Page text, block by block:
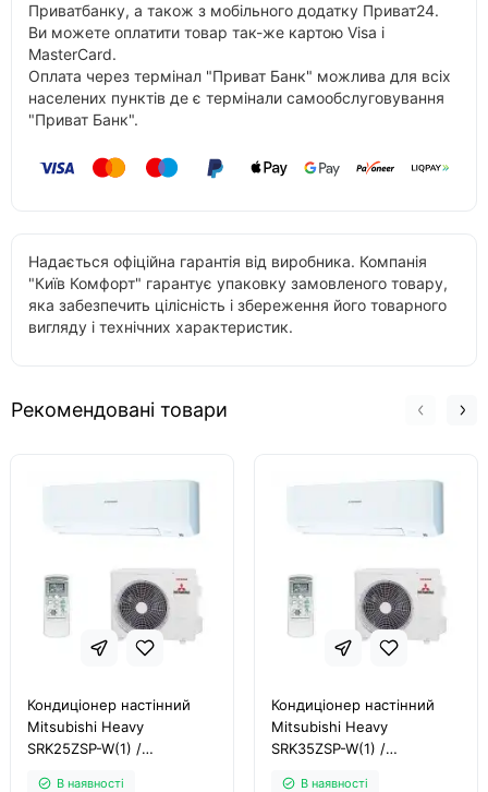
Приватбанку, а також з мобільного додатку Приват24.
Ви можете оплатити товар так-же картою Visa і
MasterCard.
Оплата через термінал "Приват Банк" можлива для всіх
населених пунктів де є термінали самообслуговування
"Приват Банк".
Надається офіційна гарантія від виробника. Компанія
"Київ Комфорт" гарантує упаковку замовленого товару,
яка забезпечить цілісність і збереження його товарного
вигляду і технічних характеристик.
Рекомендовані товари
Кондиціонер настінний
Mitsubishi Heavy
SRK25ZSP-W(1) /
В наявності
Кондиціонер настінний
Mitsubishi Heavy
SRK35ZSP-W(1) /
В наявності